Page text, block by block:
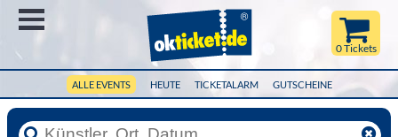
ALLE EVENTS HEUTE TICKETALARM GUTSCHEINE
0 Tickets